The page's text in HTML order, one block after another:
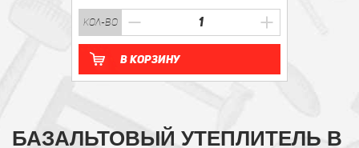
кол-во
В корзину
БАЗАЛЬТОВЫЙ УТЕПЛИТЕЛЬ В